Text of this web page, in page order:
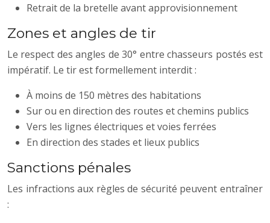
Retrait de la bretelle avant approvisionnement
Zones et angles de tir
Le respect des angles de 30° entre chasseurs postés est
impératif. Le tir est formellement interdit :
À moins de 150 mètres des habitations
Sur ou en direction des routes et chemins publics
Vers les lignes électriques et voies ferrées
En direction des stades et lieux publics
Sanctions pénales
Les infractions aux règles de sécurité peuvent entraîner
: